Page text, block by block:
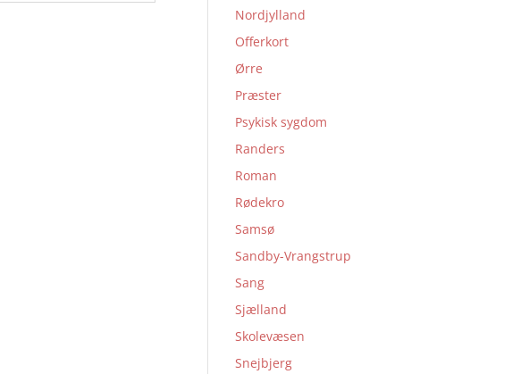
Nordjylland
Offerkort
Ørre
Præster
Psykisk sygdom
Randers
Roman
Rødekro
Samsø
Sandby-Vrangstrup
Sang
Sjælland
Skolevæsen
Snejbjerg